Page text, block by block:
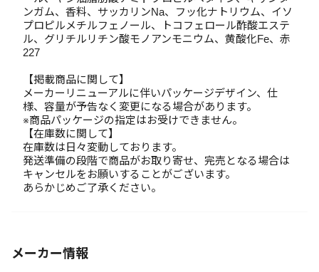
ンガム、香料、サッカリンNa、フッ化ナトリウム、イソ
プロピルメチルフェノール、トコフェロール酢酸エステ
ル、グリチルリチン酸モノアンモニウム、黄酸化Fe、赤
227
【掲載商品に関して】
メーカーリニューアルに伴いパッケージデザイン、仕
様、容量が予告なく変更になる場合があります。
※商品パッケージの指定はお受けできません。
【在庫数に関して】
在庫数は日々変動しております。
発送準備の段階で商品がお取り寄せ、完売となる場合は
キャンセルをお願いすることがございます。
あらかじめご了承ください。
メーカー情報